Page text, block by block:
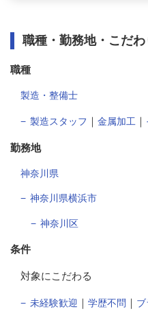
職種・勤務地・こだ
職種
製造・整備士
製造スタッフ ｜ 金属加工 ｜
勤務地
神奈川県
神奈川県横浜市
神奈川区
条件
対象にこだわる
未経験歓迎 ｜ 学歴不問 ｜